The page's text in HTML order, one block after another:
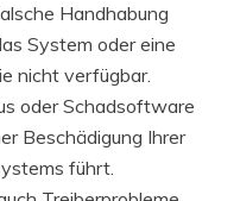
Handhabung
System oder eine
nicht verfügbar.
oder Schadsoftware
Beschädigung Ihrer
führt.